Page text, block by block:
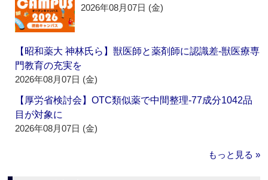
2026年08月07日 (金)
【昭和薬大 神林氏ら】獣医師と薬剤師に認識差‐獣医療専
門教育の充実を
2026年08月07日 (金)
【厚労省検討会】OTC類似薬で中間整理‐77成分1042品
目が対象に
2026年08月07日 (金)
もっと見る »